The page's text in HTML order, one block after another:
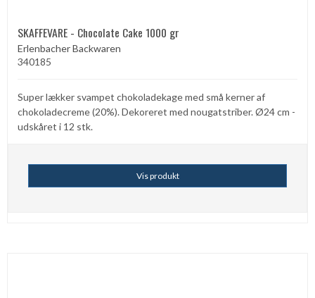
SKAFFEVARE - Chocolate Cake 1000 gr
Erlenbacher Backwaren
340185
Super lækker svampet chokoladekage med små kerner af
chokoladecreme (20%). Dekoreret med nougatstriber. Ø24 cm -
udskåret i 12 stk.
Vis produkt